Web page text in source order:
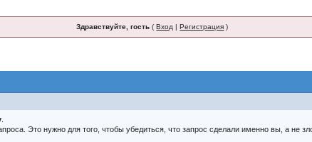
Здравствуйте, гость (Вход |Регистрация )
Это нужно для того, чтобы убедиться, что запрос сделали именно вы, а